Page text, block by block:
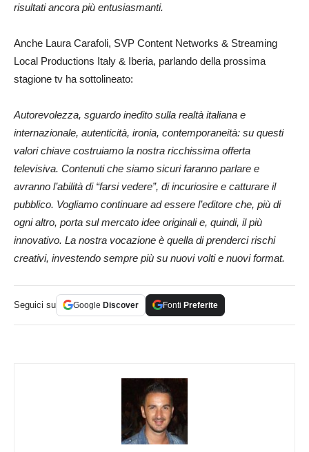
risultati ancora più entusiasmanti.
Anche Laura Carafoli, SVP Content Networks & Streaming
Local Productions Italy & Iberia, parlando della prossima
stagione tv ha sottolineato:
Autorevolezza, sguardo inedito sulla realtà italiana e
internazionale, autenticità, ironia, contemporaneità: su questi
valori chiave costruiamo la nostra ricchissima offerta
televisiva. Contenuti che siamo sicuri faranno parlare e
avranno l’abilità di “farsi vedere”, di incuriosire e catturare il
pubblico. Vogliamo continuare ad essere l’editore che, più di
ogni altro, porta sul mercato idee originali e, quindi, il più
innovativo. La nostra vocazione è quella di prenderci rischi
creativi, investendo sempre più su nuovi volti e nuovi format.
Seguici su Google Discover Fonti Preferite